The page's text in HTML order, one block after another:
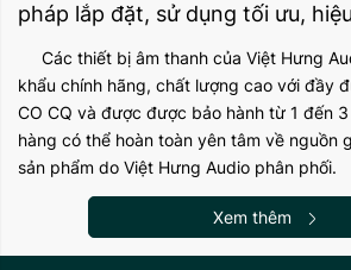
pháp lắp đặt, sử dụng tối ưu,
Các thiết bị âm thanh của Việt Hưng
khẩu chính hãng, chất lượng cao với đầy
CO CQ và được được bảo hành từ 1 đến
hàng có thể hoàn toàn yên tâm về nguồn
sản phẩm do Việt Hưng Audio phân phối.
Phương thức làm việc của Việt
nhanh chóng, chất lượng, hiệu
Xem thêm